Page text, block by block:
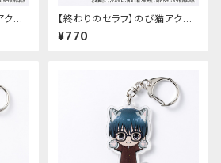
クリ
）
【終わりのセラフ】のび猫アクリ
ルキーホルダー（百夜ミカエラ）
¥770